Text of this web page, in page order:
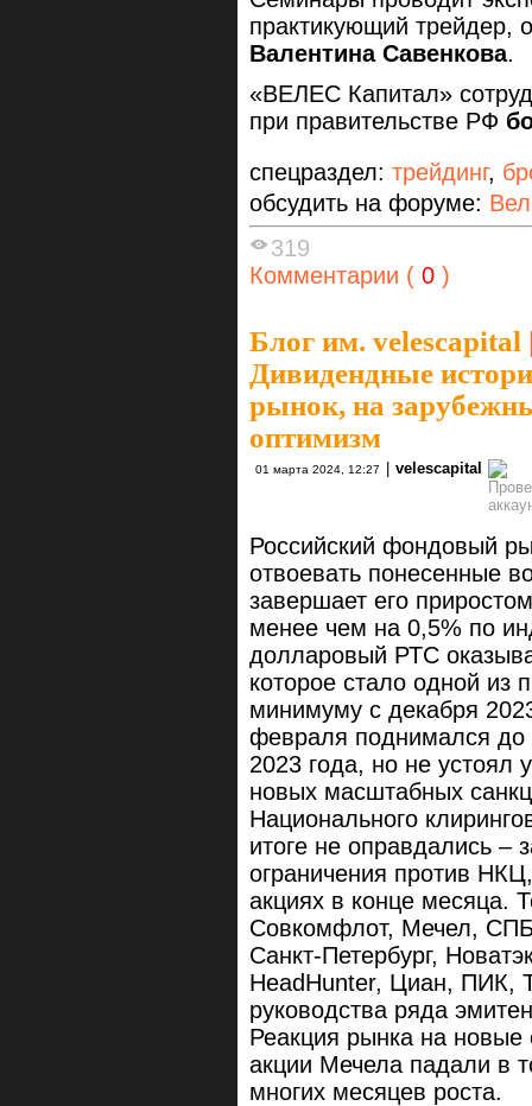
практикующий трейдер,
Валентина Савенкова.
«ВЕЛЕС Капитал»
при правительстве РФ
спецраздел: трейдинг,
обсудить на форуме:
319
Комментарии ( 0 )
Блог им. velescapital
Дивидендные
рынок, на
оптимизм
01 марта 2024, 12:27 velescapital
Российский фондовый
отвоевать понесенные
завершает его
менее чем на 0,5% по
долларовый РТС
которое стало одной из
минимуму с декабря
февраля поднимался до
2023 года, но не устоял
новых масштабных
Национального
итоге не оправдались –
ограничения против
акциях в конце месяца.
Совкомфлот, Мечел,
Санкт-Петербург,
HeadHunter, Циан, ПИК,
руководства ряда
Реакция рынка на
акции Мечела падали в
многих месяцев роста.